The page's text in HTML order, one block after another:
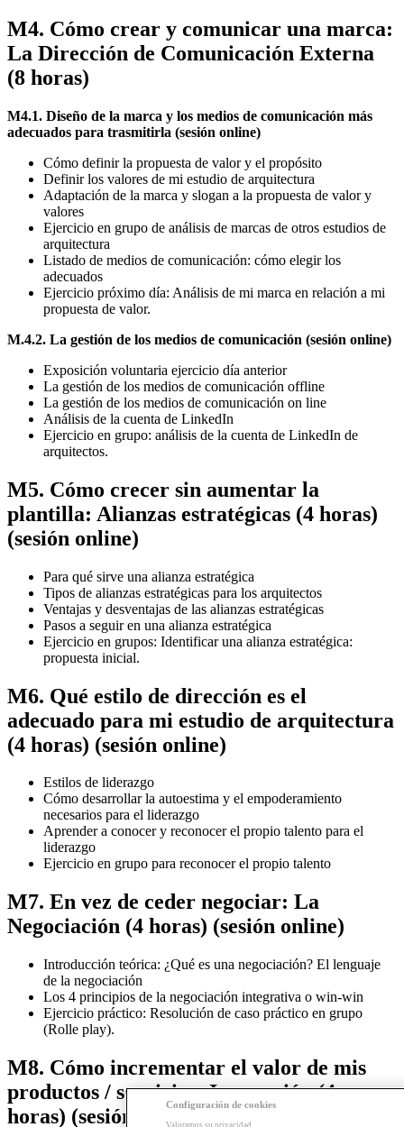
M4. Cómo crear y comunicar una marca:
La Dirección de Comunicación Externa
(8 horas)
M4.1. Diseño de la marca y los medios de comunicación más
adecuados para trasmitirla (sesión online)
Cómo definir la propuesta de valor y el propósito
Definir los valores de mi estudio de arquitectura
Adaptación de la marca y slogan a la propuesta de valor y
valores
Ejercicio en grupo de análisis de marcas de otros estudios de
arquitectura
Listado de medios de comunicación: cómo elegir los
adecuados
Ejercicio próximo día: Análisis de mi marca en relación a mi
propuesta de valor.
M.4.2. La gestión de los medios de comunicación (sesión online)
Exposición voluntaria ejercicio día anterior
La gestión de los medios de comunicación offline
La gestión de los medios de comunicación on line
Análisis de la cuenta de LinkedIn
Ejercicio en grupo: análisis de la cuenta de LinkedIn de
arquitectos.
M5. Cómo crecer sin aumentar la
plantilla: Alianzas estratégicas (4 horas)
(sesión online)
Para qué sirve una alianza estratégica
Tipos de alianzas estratégicas para los arquitectos
Ventajas y desventajas de las alianzas estratégicas
Pasos a seguir en una alianza estratégica
Ejercicio en grupos: Identificar una alianza estratégica:
propuesta inicial.
M6. Qué estilo de dirección es el
adecuado para mi estudio de arquitectura
(4 horas) (sesión online)
Estilos de liderazgo
Cómo desarrollar la autoestima y el empoderamiento
necesarios para el liderazgo
Aprender a conocer y reconocer el propio talento para el
liderazgo
Ejercicio en grupo para reconocer el propio talento
M7. En vez de ceder negociar: La
Negociación (4 horas) (sesión online)
Introducción teórica: ¿Qué es una negociación? El lenguaje
de la negociación
Los 4 principios de la negociación integrativa o win-win
Ejercicio práctico: Resolución de caso práctico en grupo
(Rolle play).
M8. Cómo incrementar el valor de mis
productos / servicios: Innovación (4
horas) (sesión online)
Configuración de cookies
Valoramos su privacidad